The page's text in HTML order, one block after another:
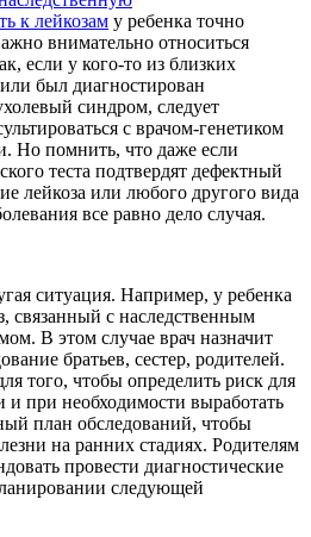
к лейкозам у ребенка точно
внимательно относиться
если у кого-то из близких
был диагностирован
синдром, следует
с врачом-генетиком
Но помнить, что даже если
теста подтвердят дефектный
лейкоза или любого другого вида
все равно дело случая.
ситуация. Например, у ребенка
связанный с наследственным
В этом случае врач назначит
братьев, сестер, родителей.
того, чтобы определить риск для
и при необходимости выработать
план обследований, чтобы
на ранних стадиях. Родителям
провести диагностические
следующей